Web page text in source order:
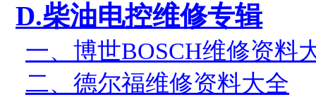
D.柴油电控维修专辑
一、博世BOSCH维修资料
二、德尔福维修资料大全